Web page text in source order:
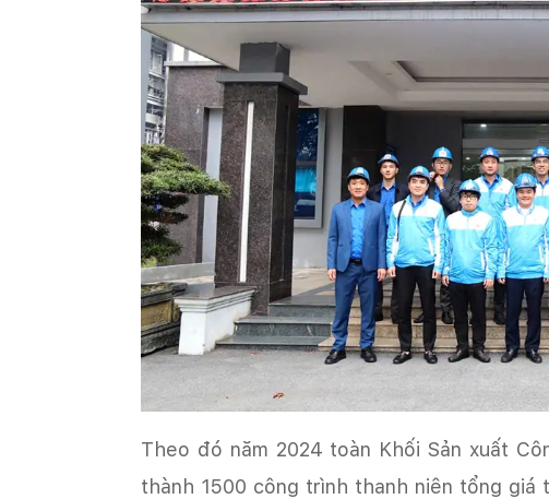
Theo đó năm 2024 toàn Khối Sản xuất
thành 1500 công trình thanh niên tổng